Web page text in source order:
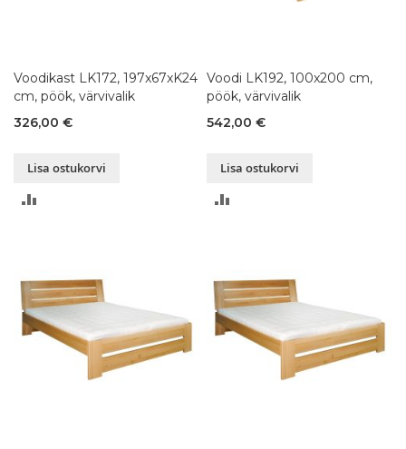
Voodikast LK172, 197x67xK24
cm, pöök, värvivalik
326,00 €
Lisa ostukorvi
Voodi LK192, 100x200 cm,
pöök, värvivalik
542,00 €
Lisa ostukorvi